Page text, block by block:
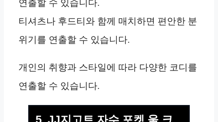
연출할 수 있습니다.
티셔츠나 후드티와 함께 매치하면 편안한 분
위기를 연출할 수 있습니다.
개인의 취향과 스타일에 따라 다양한 코디를
연출할 수 있습니다.